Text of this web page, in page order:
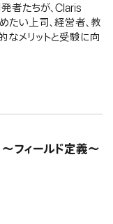
者たちが、Claris
い上司、経営者、教
メリットと受験に向
フィールド定義〜